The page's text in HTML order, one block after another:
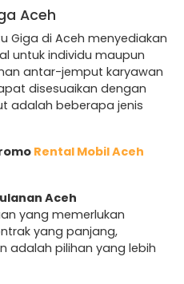
Aceh
Giga di Aceh menyediakan
untuk individu maupun
antar-jemput karyawan
disesuaikan dengan
adalah beberapa jenis
Rental Mobil Aceh
Aceh
yang memerlukan
yang panjang,
adalah pilihan yang lebih